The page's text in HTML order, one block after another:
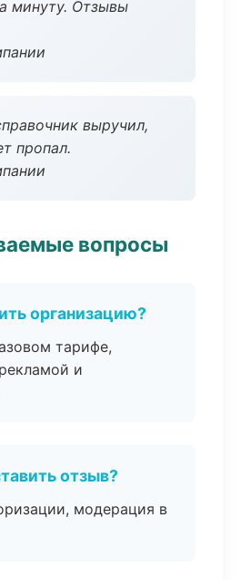
минуту. Отзывы
выручил,
пропал.
вопросы
организацию?
тарифе,
и
отзыв?
модерация в